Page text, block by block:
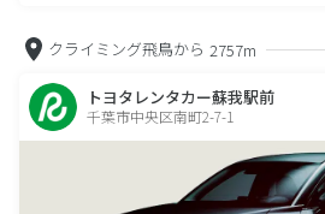
クライミング飛鳥から 2757m
トヨタレンタカー蘇我駅前
千葉市中央区南町2-7-1